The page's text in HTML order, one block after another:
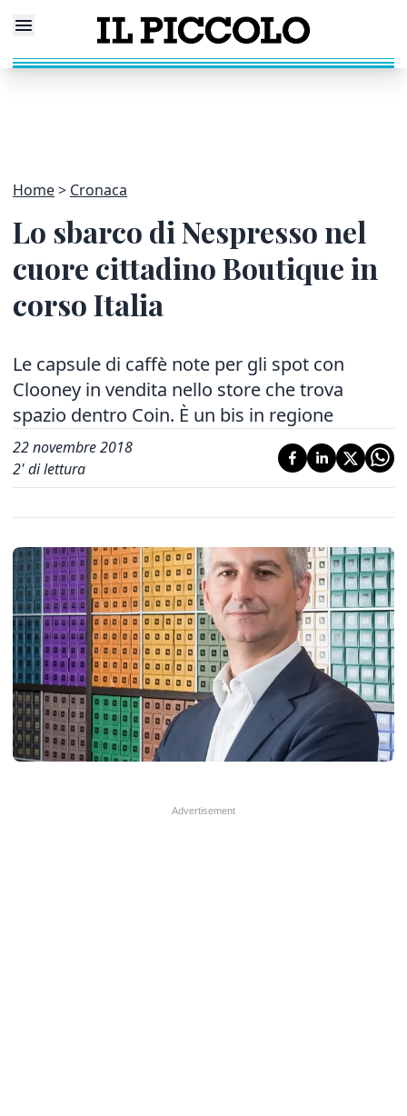
Home Cronaca
Lo sbarco di Nespresso nel
cuore cittadino Boutique in
corso Italia
Le capsule di caffè note per gli spot con
Clooney in vendita nello store che trova
spazio dentro Coin. È un bis in regione
22 novembre 2018
2' di lettura